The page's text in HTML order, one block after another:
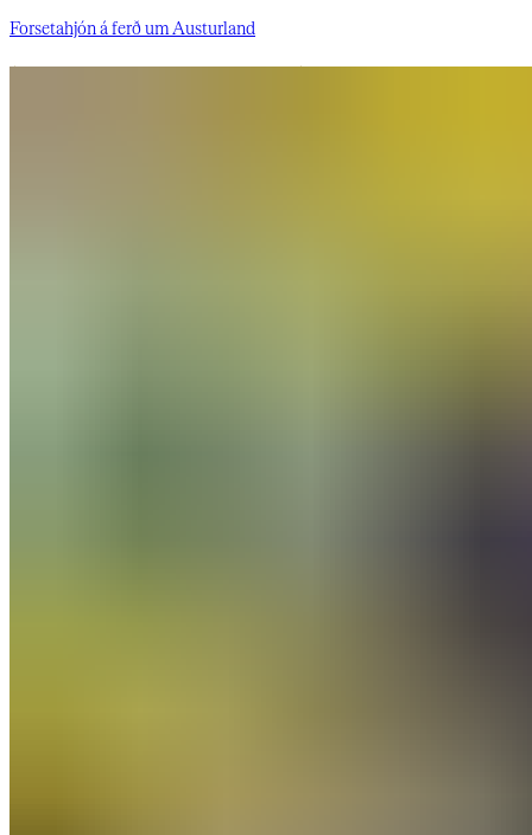
Forsetahjón á ferð um Austurland